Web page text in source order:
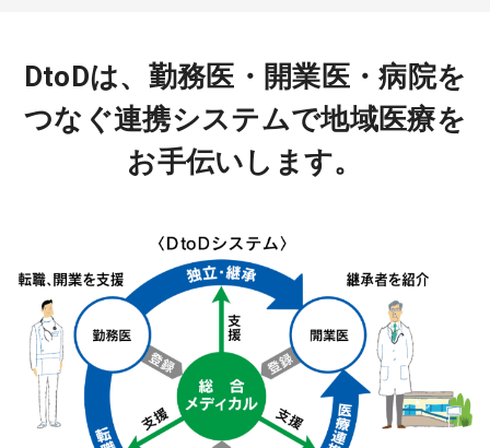
DtoDは、勤務医・開業医・病院を
つなぐ連携システムで地域医療を
お手伝いします。